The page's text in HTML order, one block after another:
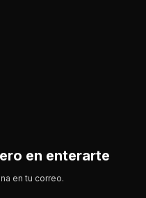
en enterarte
en tu correo.